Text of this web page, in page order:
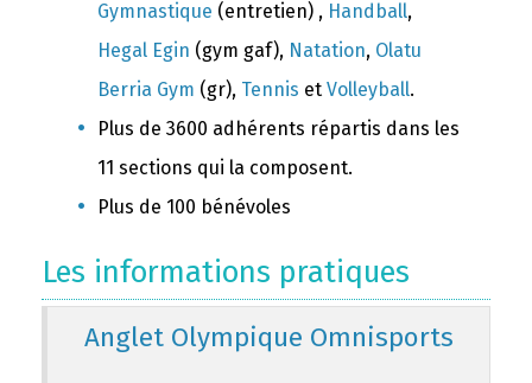
Gymnastique (entretien) , Handball,
Hegal Egin (gym gaf), Natation, Olatu
Berria Gym (gr), Tennis et Volleyball.
Plus de 3600 adhérents répartis dans les
11 sections qui la composent.
Plus de 100 bénévoles
Les informations pratiques
Anglet Olympique Omnisports